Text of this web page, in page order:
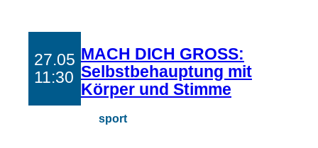
27.05
11:30
MACH DICH GROSS:
Selbstbehauptung mit
Körper und Stimme
sport